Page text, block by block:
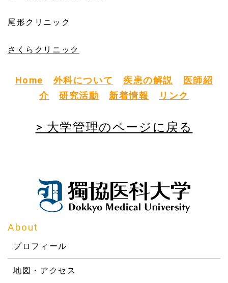
尾形クリニック
さくらクリニック
Home 外科について 疾患の解説
医師紹
介
研究活動 新着情報 リンク
> 大学管理のページに戻る
About
プロフィール
地図・アクセス